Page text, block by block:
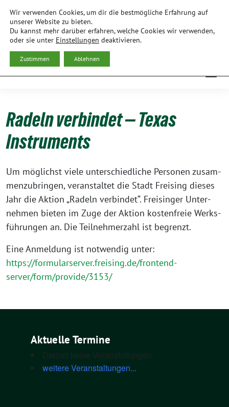
zum
Inhalt
BÜNDNIS 90/DIE GRÜNEN
ORTSVERBAND FREISING
Radeln verbindet — Texas
Instruments
Um mög­lichst vie­le unter­schied­li­che Per­so­nen zusam­
men­zu­brin­gen, ver­an­stal­tet die Stadt Frei­sing die­ses
Jahr die Akti­on „Radeln ver­bin­det“. Frei­sin­ger Unter­
neh­men bie­ten im Zuge der Akti­on kos­ten­freie Werks­
füh­run­gen an. Die Teil­neh­mer­zahl ist begrenzt.
Eine Anmel­dung ist not­wen­dig unter:
https://formularserver.freising.de/frontend-
server/form/provide/3153/
Aktuelle Termine
Derzeit keine Veranstaltungen
weitere Veranstaltungen...
Wir verwenden Cookies, um dir die bestmögliche Erfahrung auf
unserer Website zu bieten.
Du kannst mehr darüber erfahren, welche Cookies wir verwenden,
oder sie unter Einstellungen deaktivieren.
Zustimmen Ablehnen